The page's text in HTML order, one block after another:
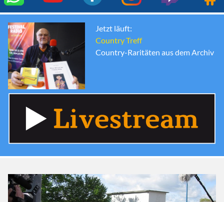
Jetzt läuft:
Country Treff
Country-Raritäten aus dem Archiv